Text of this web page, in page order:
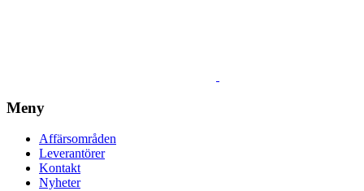
Meny
Affärsområden
Leverantörer
Kontakt
Nyheter